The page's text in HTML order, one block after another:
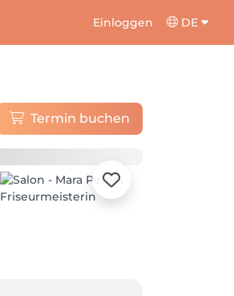
Einloggen DE
Termin buchen